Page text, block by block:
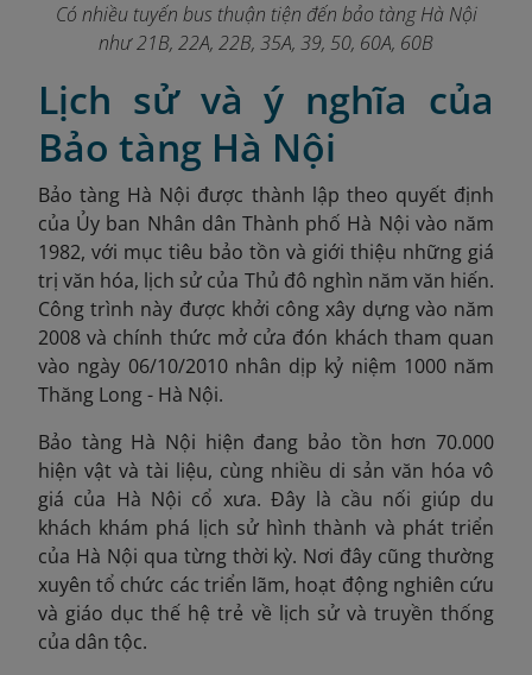
Có nhiều tuyến bus thuận tiện đến bảo tàng Hà Nội
như 21B, 22A, 22B, 35A, 39, 50, 60A, 60B
Lịch sử và ý nghĩa của
Bảo tàng Hà Nội
Bảo tàng Hà Nội được thành lập theo quyết định
của Ủy ban Nhân dân Thành phố Hà Nội vào năm
1982, với mục tiêu bảo tồn và giới thiệu những giá
trị văn hóa, lịch sử của Thủ đô nghìn năm văn hiến.
Công trình này được khởi công xây dựng vào năm
2008 và chính thức mở cửa đón khách tham quan
vào ngày 06/10/2010 nhân dịp kỷ niệm 1000 năm
Thăng Long - Hà Nội.
Bảo tàng Hà Nội hiện đang bảo tồn hơn 70.000
hiện vật và tài liệu, cùng nhiều di sản văn hóa vô
giá của Hà Nội cổ xưa. Đây là cầu nối giúp du
khách khám phá lịch sử hình thành và phát triển
của Hà Nội qua từng thời kỳ. Nơi đây cũng thường
xuyên tổ chức các triển lãm, hoạt động nghiên cứu
và giáo dục thế hệ trẻ về lịch sử và truyền thống
của dân tộc.